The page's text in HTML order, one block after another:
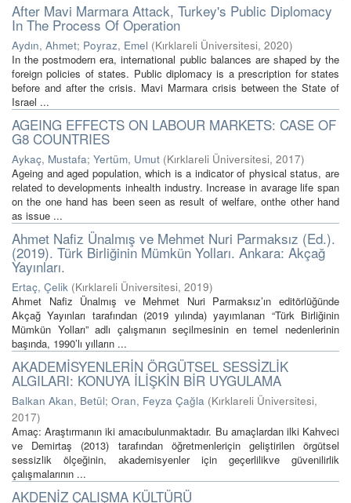
After Mavi Marmara Attack, Turkey's Public Diplomacy
In The Process Of Operation
Aydın, Ahmet; Poyraz, Emel (Kırklareli Üniversitesi, 2020)
In the postmodern era, international public balances are shaped by the
foreign policies of states. Public diplomacy is a prescription for states
before and after the crisis. Mavi Marmara crisis between the State of
Israel ...
AGEING EFFECTS ON LABOUR MARKETS: CASE OF
G8 COUNTRIES
Aykaç, Mustafa; Yertüm, Umut (Kırklareli Üniversitesi, 2017)
Ageing and aged population, which is a indicator of physical status, are
related to developments inhealth industry. Increase in avarage life span
on the one hand has been seen as result of welfare, onthe other hand
as issue ...
Ahmet Nafiz Ünalmış ve Mehmet Nuri Parmaksız (Ed.).
(2019). Türk Birliğinin Mümkün Yolları. Ankara: Akçağ
Yayınları.
Ertaç, Çelik (Kırklareli Üniversitesi, 2019)
Ahmet Nafiz Ünalmış ve Mehmet Nuri Parmaksız’ın editörlüğünde
Akçağ Yayınları tarafından (2019 yılında) yayımlanan “Türk Birliğinin
Mümkün Yolları” adlı çalışmanın seçilmesinin en temel nedenlerinin
başında, 1990’lı yılların ...
AKADEMİSYENLERİN ÖRGÜTSEL SESSİZLİK
ALGILARI: KONUYA İLİŞKİN BİR UYGULAMA
Balkan Akan, Betül; Oran, Feyza Çağla (Kırklareli Üniversitesi,
2017)
Amaç: Araştırmanın iki amacıbulunmaktadır. Bu amaçlardan ilki Kahveci
ve Demirtaş (2013) tarafından öğretmenleriçin geliştirilen örgütsel
sessizlik ölçeğinin, akademisyenler için geçerlilikve güvenilirlik
çalışmalarının ...
AKDENİZ ÇALIŞMA KÜLTÜRÜ